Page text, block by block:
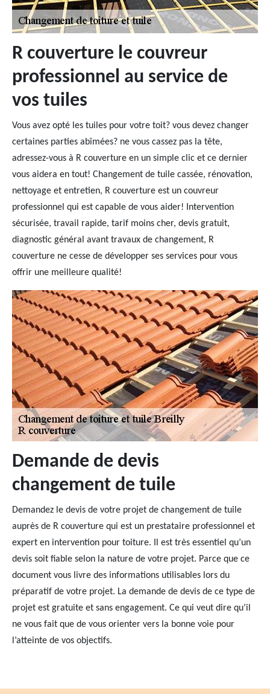
R couverture le couvreur
professionnel au service de
vos tuiles
Vous avez opté les tuiles pour votre toit? vous devez changer
certaines parties abîmées? ne vous cassez pas la tête,
adressez-vous à R couverture en un simple clic et ce dernier
vous aidera en tout! Changement de tuile cassée, rénovation,
nettoyage et entretien, R couverture est un couvreur
professionnel qui est capable de vous aider! Intervention
sécurisée, travail rapide, tarif moins cher, devis gratuit,
diagnostic général avant travaux de changement, R
couverture ne cesse de développer ses services pour vous
offrir une meilleure qualité!
Demande de devis
changement de tuile
Demandez le devis de votre projet de changement de tuile
auprès de R couverture qui est un prestataire professionnel et
expert en intervention pour toiture. Il est très essentiel qu’un
devis soit fiable selon la nature de votre projet. Parce que ce
document vous livre des informations utilisables lors du
préparatif de votre projet. La demande de devis de ce type de
projet est gratuite et sans engagement. Ce qui veut dire qu’il
ne vous fait que de vous orienter vers la bonne voie pour
l’atteinte de vos objectifs.